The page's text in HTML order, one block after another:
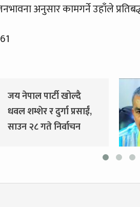
अनुसार कामगर्ने उहाँले
पार्टी खोल्दै
र दुर्गा प्रसाईं,
गते निर्वाचन